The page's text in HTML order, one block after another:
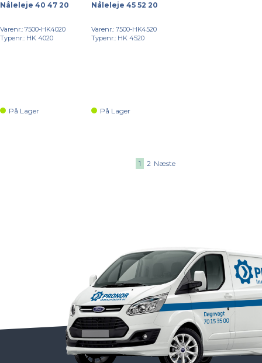
Nåleleje 40 47 20
Varenr.: 7500-HK4020
Typenr.: HK 4020
På Lager
Nåleleje 45 52 20
Varenr.: 7500-HK4520
Typenr.: HK 4520
På Lager
1 2 Næste